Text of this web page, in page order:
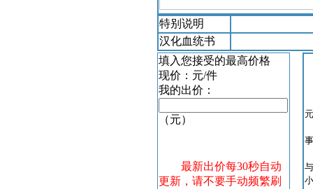
特别说明
汉化血统书
填入您接受的最高价格
现价： 元/件
我的出价：
（元）
最新出价每30秒自动
更新，请不要手动频繁刷